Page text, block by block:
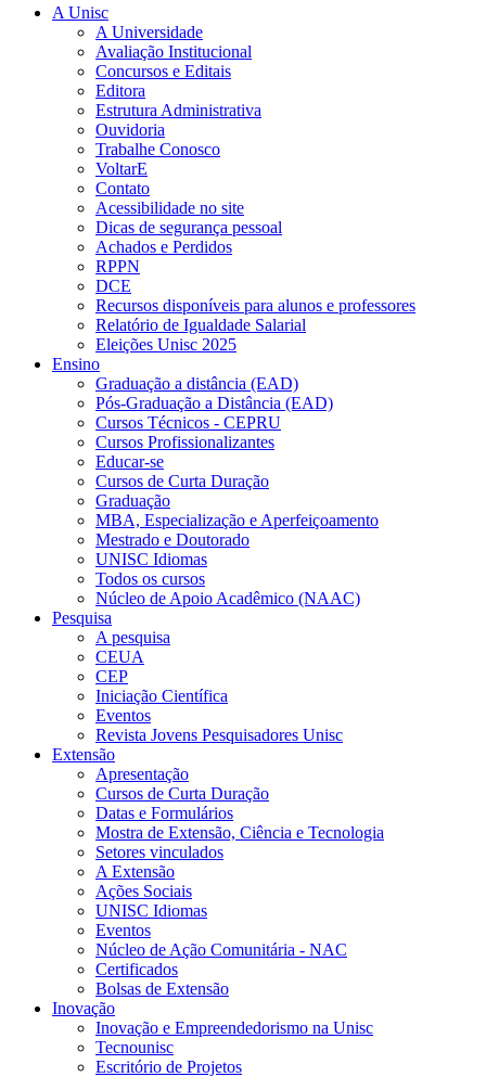
A Unisc
A Universidade
Avaliação Institucional
Concursos e Editais
Editora
Estrutura Administrativa
Ouvidoria
Trabalhe Conosco
VoltarE
Contato
Acessibilidade no site
Dicas de segurança pessoal
Achados e Perdidos
RPPN
DCE
Recursos disponíveis para alunos e professores
Relatório de Igualdade Salarial
Eleições Unisc 2025
Ensino
Graduação a distância (EAD)
Pós-Graduação a Distância (EAD)
Cursos Técnicos - CEPRU
Cursos Profissionalizantes
Educar-se
Cursos de Curta Duração
Graduação
MBA, Especialização e Aperfeiçoamento
Mestrado e Doutorado
UNISC Idiomas
Todos os cursos
Núcleo de Apoio Acadêmico (NAAC)
Pesquisa
A pesquisa
CEUA
CEP
Iniciação Científica
Eventos
Revista Jovens Pesquisadores Unisc
Extensão
Apresentação
Cursos de Curta Duração
Datas e Formulários
Mostra de Extensão, Ciência e Tecnologia
Setores vinculados
A Extensão
Ações Sociais
UNISC Idiomas
Eventos
Núcleo de Ação Comunitária - NAC
Certificados
Bolsas de Extensão
Inovação
Inovação e Empreendedorismo na Unisc
Tecnounisc
Escritório de Projetos